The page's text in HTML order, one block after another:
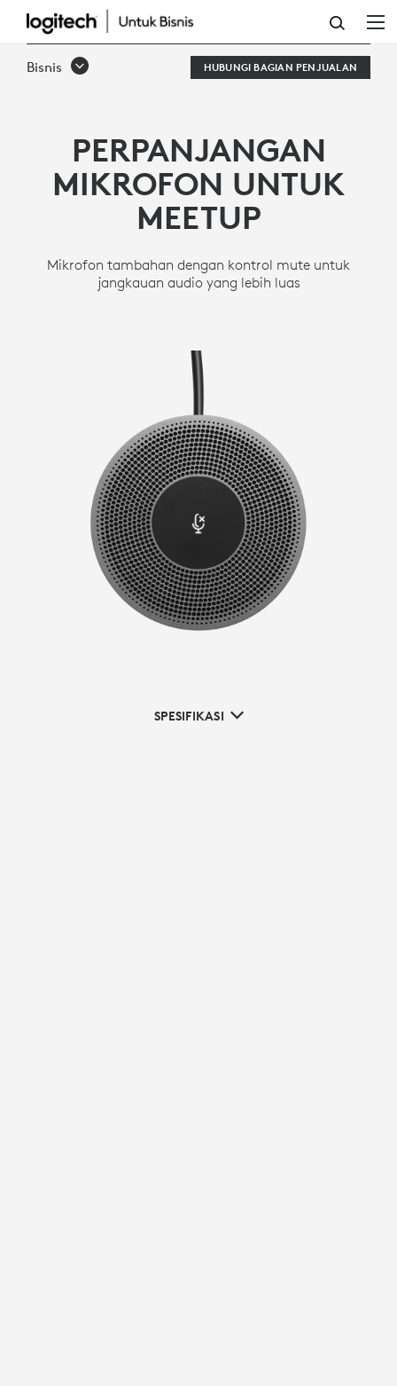
EXPANSION
MIC
CONFERENCECAM
Bisnis HUBUNGI BAGIAN PENJUALAN
PERPANJANGAN
MIKROFON UNTUK
MEETUP
Mikrofon tambahan dengan kontrol mute untuk
jangkauan audio yang lebih luas
SPESIFIKASI